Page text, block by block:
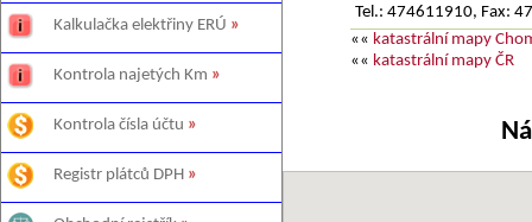
Kalkulačka elektřiny ERÚ »
Kontrola najetých Km »
Kontrola čísla účtu »
Registr plátců DPH »
Tel.: 474611910, Fax:
«« katastrální mapy
«« katastrální mapy ČR